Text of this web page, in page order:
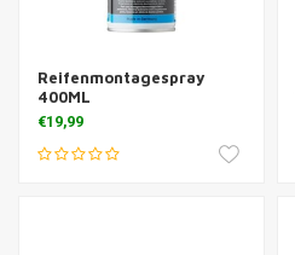
Reifenmontagespray
400ML
€19,99